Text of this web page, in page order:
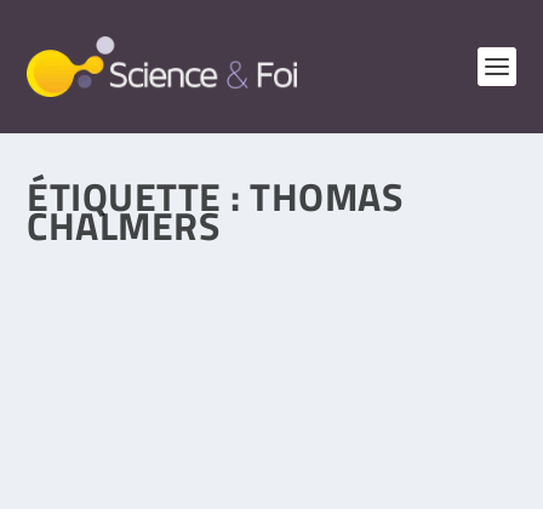
ÉTIQUETTE :THOMAS
CHALMERS